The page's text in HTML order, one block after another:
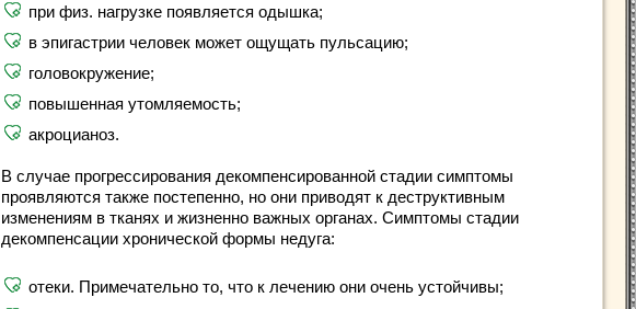
при физ. нагрузке появляется одышка;
в эпигастрии человек может ощущать пульсацию;
головокружение;
повышенная утомляемость;
акроцианоз.
В случае прогрессирования декомпенсированной стадии симптомы
проявляются также постепенно, но они приводят к деструктивным
изменениям в тканях и жизненно важных органах. Симптомы стадии
декомпенсации хронической формы недуга:
отеки. Примечательно то, что к лечению они очень устойчивы;